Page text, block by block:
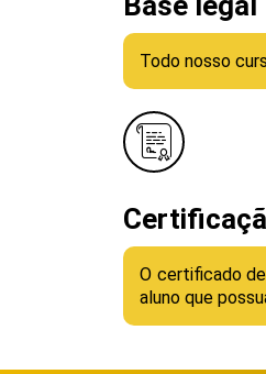
Todo nosso
O certificado
aluno que